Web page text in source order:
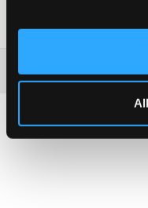
SKU:124235-001
Washing advice